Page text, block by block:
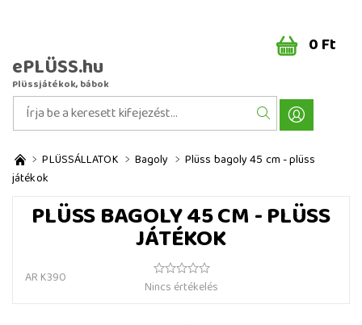
ePLÜSS.hu
Plüssjátékok, bábok
0 Ft
PLÜSSÁLLATOK Bagoly
Plüss bagoly 45 cm - plüss
játékok
PLÜSS BAGOLY 45 CM - PLÜSS
JÁTÉKOK
AR K390
Nincs értékelés